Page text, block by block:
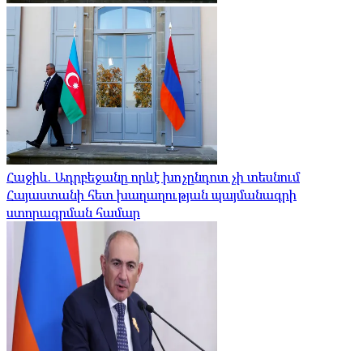
Հաջիև. Ադրբեջանը որևէ խոչընդոտ չի տեսնում
Հայաստանի հետ խաղաղության պայմանագրի
ստորագրման համար